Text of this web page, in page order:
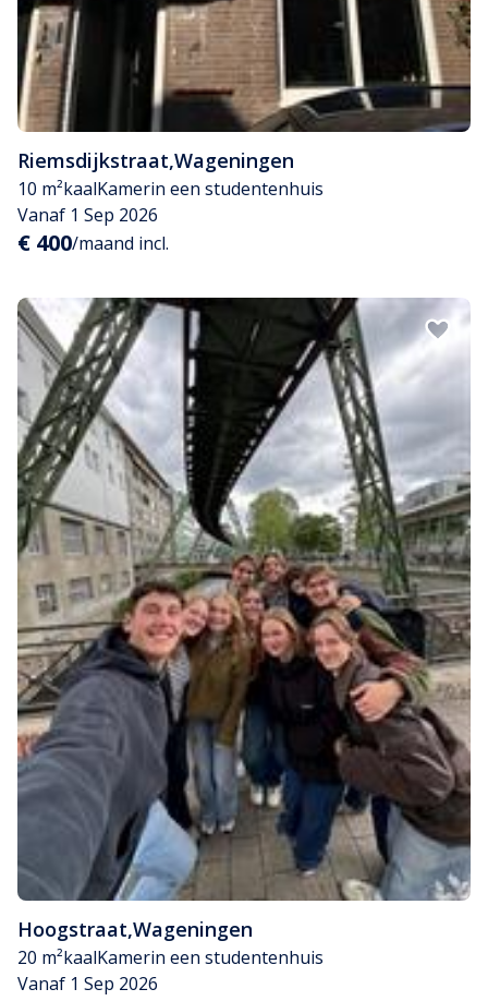
Riemsdijkstraat,Wageningen
10 m²kaalKamerin een studentenhuis
Vanaf 1 Sep 2026
€ 400/maand incl.
Hoogstraat,Wageningen
20 m²kaalKamerin een studentenhuis
Vanaf 1 Sep 2026